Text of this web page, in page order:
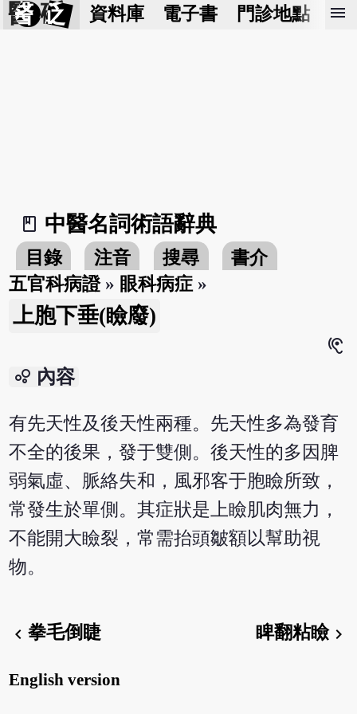
醫 砭 資料庫 電子書 門診地點 預
menu
book_2
中醫名詞術語辭典
目錄 注音 搜尋
書介
五官科病證» 眼科病症 »
上胞下垂(瞼廢)
hearing
bubble_chart 內容
有先天性及後天性兩種。先天性多為發育
不全的後果，發于雙側。後天性的多因脾
弱氣虛、脈絡失和，風邪客于胞瞼所致，
常發生於單側。其症狀是上瞼肌肉無力，
不能開大瞼裂，常需抬頭皺額以幫助視
物。
chevron_left拳毛倒睫 睥翻粘瞼chevron_right
English version